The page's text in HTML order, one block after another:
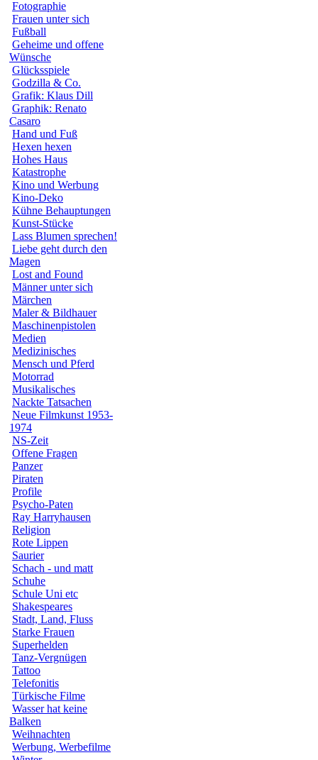
Fotographie
Frauen unter sich
Fußball
Geheime und offene
Wünsche
Glücksspiele
Godzilla & Co.
Grafik: Klaus Dill
Graphik: Renato
Casaro
Hand und Fuß
Hexen hexen
Hohes Haus
Katastrophe
Kino und Werbung
Kino-Deko
Kühne Behauptungen
Kunst-Stücke
Lass Blumen sprechen!
Liebe geht durch den
Magen
Lost and Found
Männer unter sich
Märchen
Maler & Bildhauer
Maschinenpistolen
Medien
Medizinisches
Mensch und Pferd
Motorrad
Musikalisches
Nackte Tatsachen
Neue Filmkunst 1953-
1974
NS-Zeit
Offene Fragen
Panzer
Piraten
Profile
Psycho-Paten
Ray Harryhausen
Religion
Rote Lippen
Saurier
Schach - und matt
Schuhe
Schule Uni etc
Shakespeares
Stadt, Land, Fluss
Starke Frauen
Superhelden
Tanz-Vergnügen
Tattoo
Telefonitis
Türkische Filme
Wasser hat keine
Balken
Weihnachten
Werbung, Werbefilme